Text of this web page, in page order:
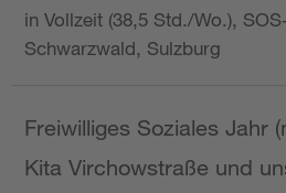
in Vollzeit (38,5 Std./Wo.),
Schwarzwald, Sulzburg
Freiwilliges Soziales Jahr
Kita Virchowstraße und